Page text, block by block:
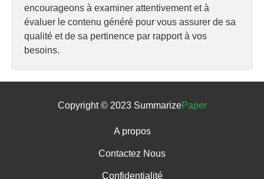
encourageons à examiner attentivement et à
évaluer le contenu généré pour vous assurer de sa
qualité et de sa pertinence par rapport à vos
besoins.
Copyright © 2023 SummarizePaper
A propos
Contactez Nous
Confidentialité